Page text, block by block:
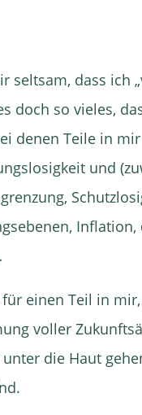
seltsam, dass ich
doch so vieles,
denen Teile in
und
einen Teil in
voller
die Haut